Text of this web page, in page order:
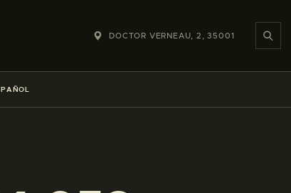
DOCTOR VERNEAU, 2, 35001